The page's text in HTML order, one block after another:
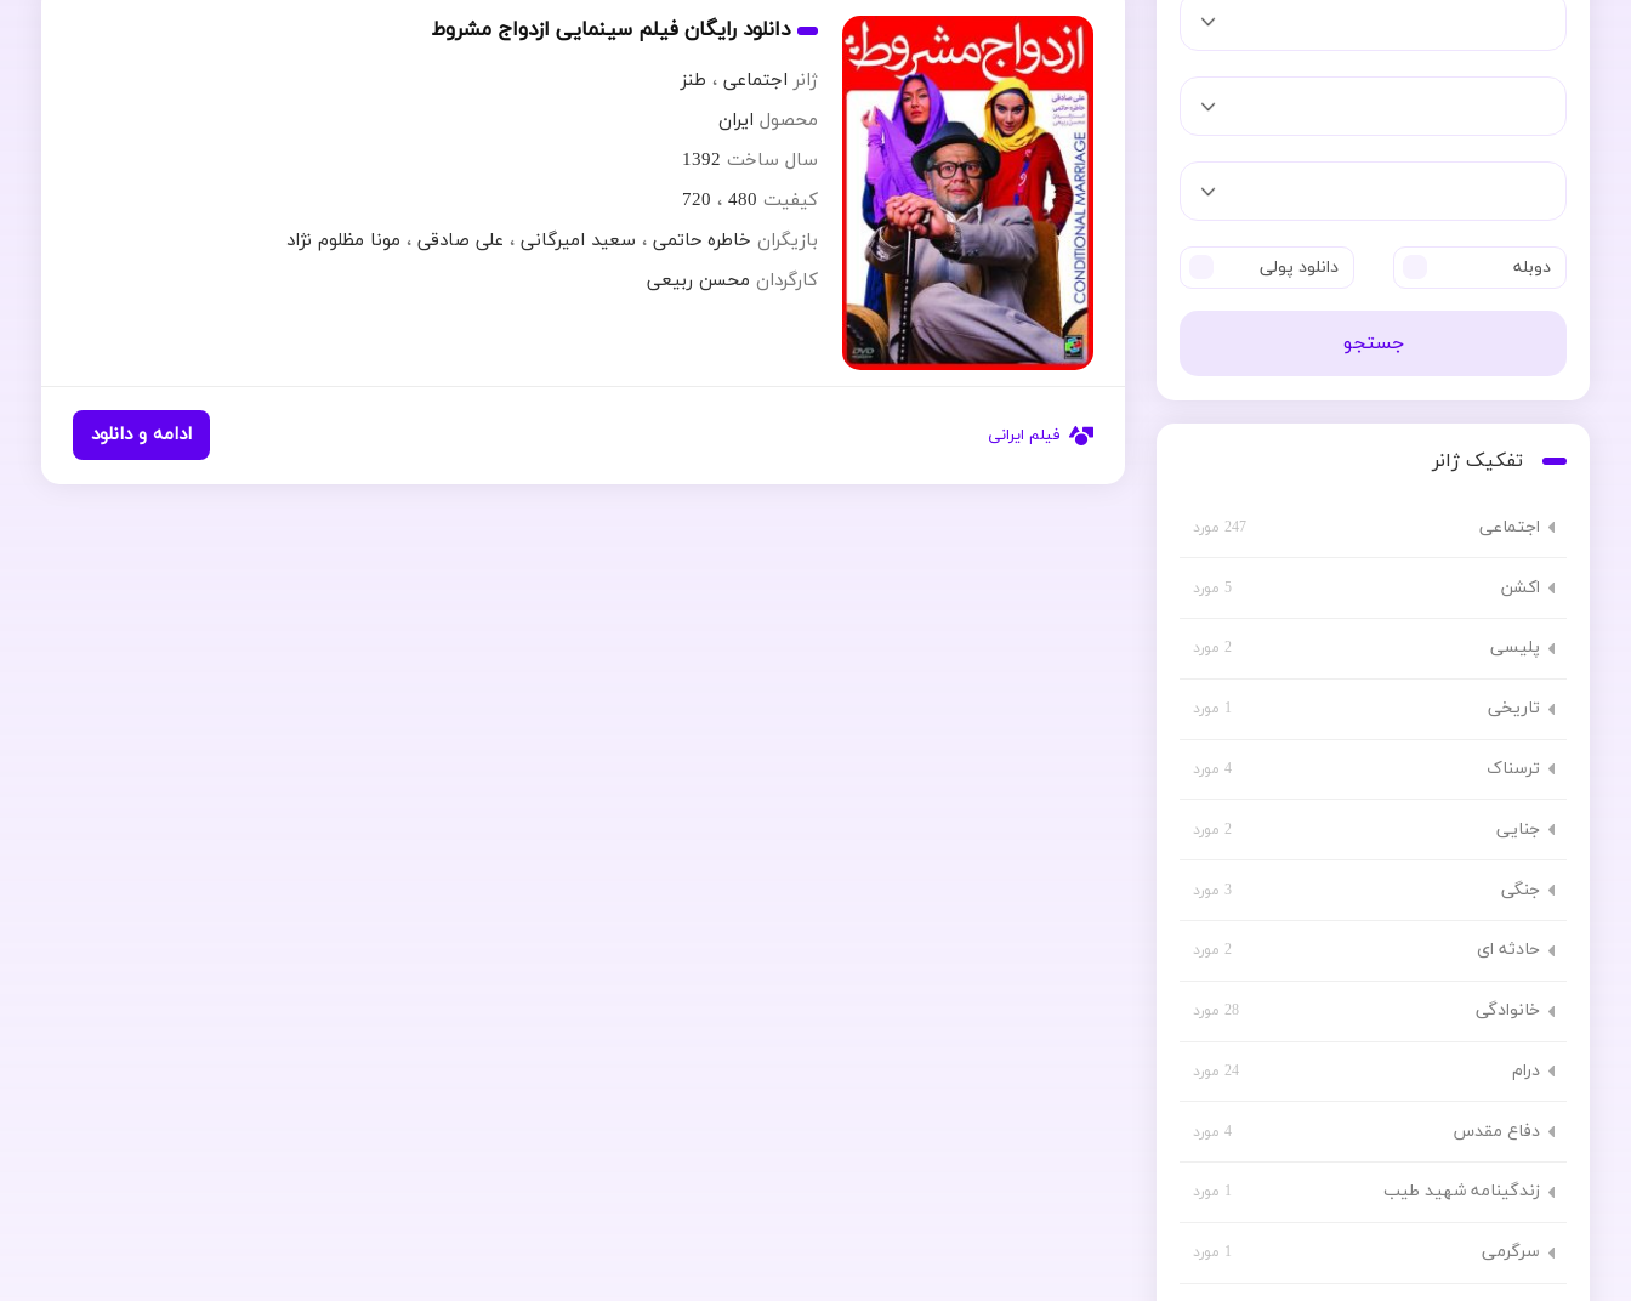
دانلود رایگان فیلم سینمایی ازدواج مشروط
ژانر اجتماعی، طنز
محصول ایران
سال ساخت 1392
کیفیت 480، 720
بازیگران خاطره حاتمی، سعید امیرگانی، علی صادقی، مونا مظلوم نژاد
کارگردان محسن ربیعی
فیلم ایرانی ادامه و دانلود
دوبله دانلود پولی
جستجو
تفکیک ژانر
اجتماعی 247 مورد
اکشن 5 مورد
پلیسی 2 مورد
تاریخی 1 مورد
ترسناک 4 مورد
جنایی 2 مورد
جنگی 3 مورد
حادثه ای 2 مورد
خانوادگی 28 مورد
درام 24 مورد
دفاع مقدس 4 مورد
زندگینامه شهید طیب 1 مورد
سرگرمی 1 مورد